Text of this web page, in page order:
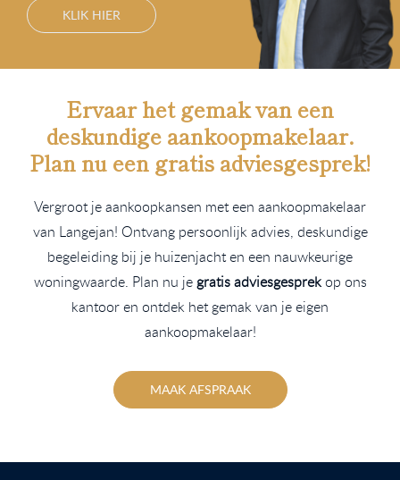
KLIK HIER
Ervaar het gemak van een
deskundige aankoopmakelaar.
Plan nu een gratis adviesgesprek!
Vergroot je aankoopkansen met een aankoopmakelaar
van Langejan! Ontvang persoonlijk advies, deskundige
begeleiding bij je huizenjacht en een nauwkeurige
woningwaarde. Plan nu jegratis adviesgesprekop ons
kantoor en ontdek het gemak van je eigen
aankoopmakelaar!
MAAK AFSPRAAK